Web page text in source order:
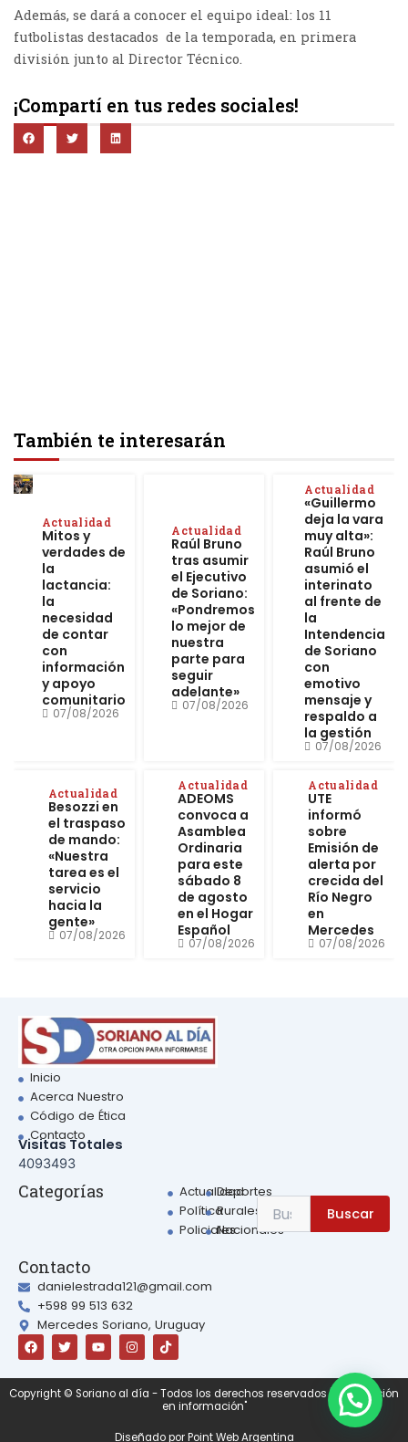
También te interesarán
Actualidad
Mitos y
verdades de
la
lactancia:
la
necesidad
de contar
con
información
y apoyo
comunitario
07/08/2026
Actualidad
Raúl Bruno
tras asumir
el Ejecutivo
de Soriano:
«Pondremos
lo mejor de
nuestra
parte para
seguir
adelante»
07/08/2026
Actualidad
«Guillermo
deja la vara
muy alta»:
Raúl Bruno
asumió el
interinato
al frente de
la
Intendencia
de Soriano
con
emotivo
mensaje y
respaldo a
la gestión
07/08/2026
Actualidad
Besozzi en
el traspaso
de mando:
«Nuestra
tarea es el
servicio
hacia la
gente»
07/08/2026
Actualidad
ADEOMS
convoca a
Asamblea
Ordinaria
para este
sábado 8
de agosto
en el Hogar
Español
07/08/2026
Actualidad
UTE
informó
sobre
Emisión de
alerta por
crecida del
Río Negro
en
Mercedes
07/08/2026
Además, se dará a conocer el equipo ideal: los 11
futbolistas destacados de la temporada, en primera
división junto al Director Técnico.
¡Compartí en tus redes sociales!
Inicio
Acerca Nuestro
Código de Ética
Contacto
Visitas Totales
4093493
Categorías
Actualidad
Política
Policiales
Deportes
Rurales
Nacionales
Search
for:
Buscar
Contacto
danielestrada121@gmail.com
+598 99 513 632
Mercedes Soriano, Uruguay
F
a
c
e
b
o
T
w
i
t
t
Y
o
u
t
u
I
n
s
t
a
Copyright © Soriano al día - Todos los derechos reservados | "Otra opción
en información"
Diseñado por Point Web Argentina